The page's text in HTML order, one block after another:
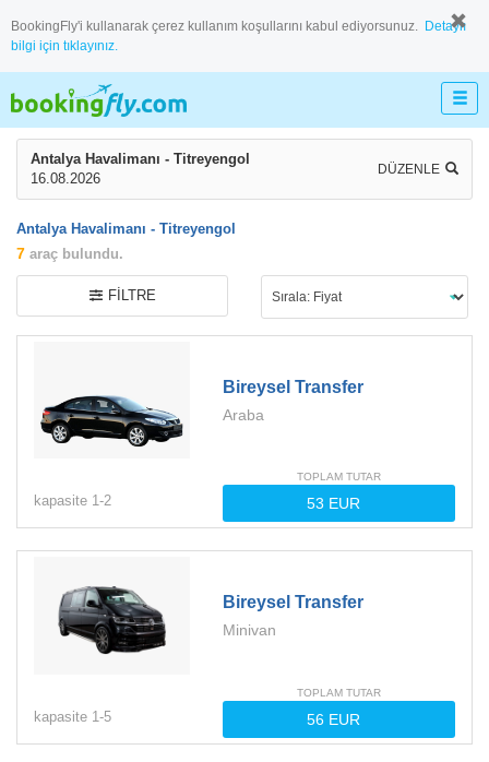
BookingFly'i kullanarak çerez kullanım koşullarını kabul ediyorsunuz. Detaylı
bilgi için tıklayınız.
Antalya Havalimanı - Titreyengol
16.08.2026
DÜZENLE
Antalya Havalimanı - Titreyengol
7 araç bulundu.
FILTRE
Bireysel Transfer
Araba
kapasite 1-2
TOPLAM TUTAR
Bireysel Transfer
Minivan
kapasite 1-5
TOPLAM TUTAR